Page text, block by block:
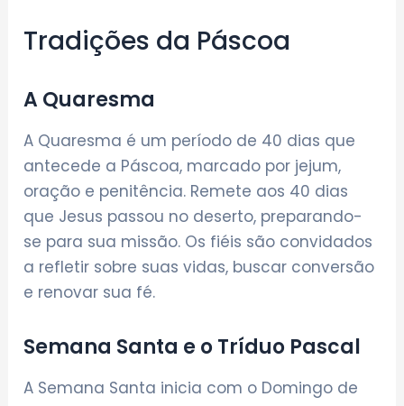
Tradições da Páscoa
A Quaresma
A Quaresma é um período de 40 dias que
antecede a Páscoa, marcado por jejum,
oração e penitência. Remete aos 40 dias
que Jesus passou no deserto, preparando-
se para sua missão. Os fiéis são convidados
a refletir sobre suas vidas, buscar conversão
e renovar sua fé.
Semana Santa e o Tríduo Pascal
A Semana Santa inicia com o Domingo de